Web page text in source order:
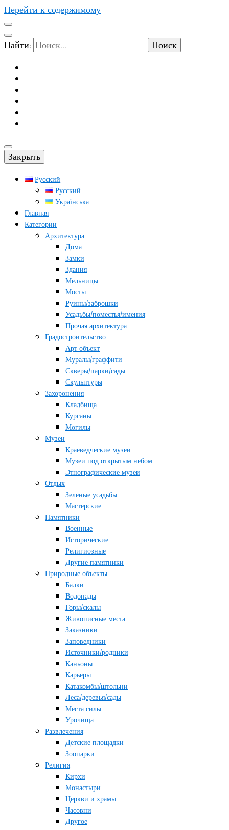
Перейти к содержимому
Найти:
Закрыть
Русский
Русский
Українська
Главная
Категории
Архитектура
Дома
Замки
Здания
Мельницы
Мосты
Руины/заброшки
Усадьбы/поместья/имения
Прочая архитектура
Градостроительство
Арт-объект
Муралы/граффити
Скверы/парки/сады
Скульптуры
Захоронения
Кладбища
Курганы
Могилы
Музеи
Краеведческие музеи
Музеи под открытым небом
Этнографические музеи
Отдых
Зеленые усадьбы
Мастерские
Памятники
Военные
Исторические
Религиозные
Другие памятники
Природные объекты
Балки
Водопады
Горы/скалы
Живописные места
Заказники
Заповедники
Источники/родники
Каньоны
Карьеры
Катакомбы/штольни
Леса/деревья/сады
Места силы
Урочища
Развлечения
Детские площадки
Зоопарки
Религия
Кирхи
Монастыри
Церкви и храмы
Часовни
Другое